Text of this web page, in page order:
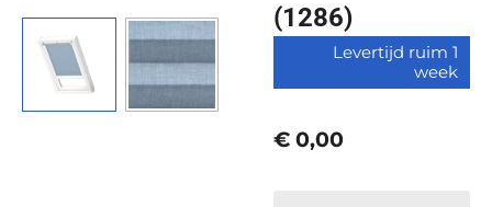
(1286)
Levertijd ruim 1
week
€ 0,00